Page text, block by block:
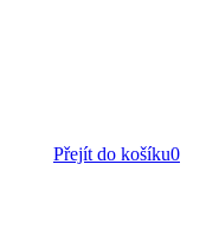
Přejít do košíku0